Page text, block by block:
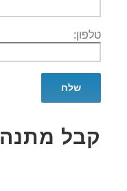
טלפון:
קבל מתנה